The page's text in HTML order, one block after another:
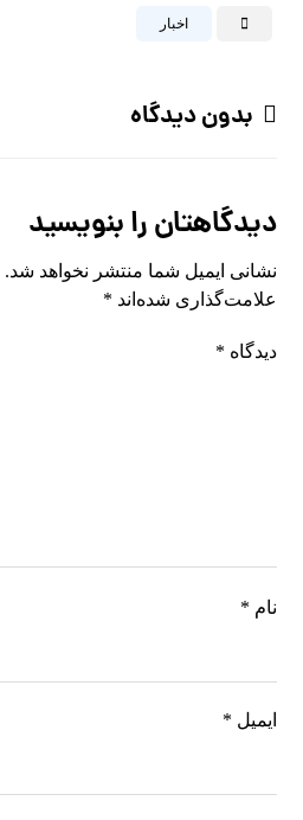
اخبار
بدون دیدگاه
دیدگاهتان را بنویسید
نشانی ایمیل شما منتشر نخواهد شد.
علامت‌گذاری شده‌اند *
دیدگاه *
نام *
ایمیل *